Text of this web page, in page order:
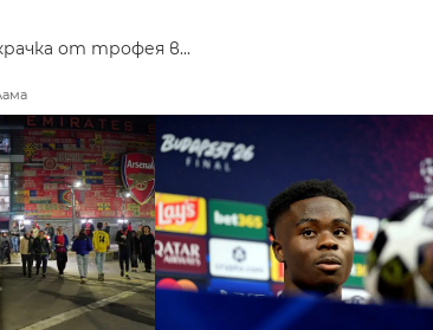
от трофея в...